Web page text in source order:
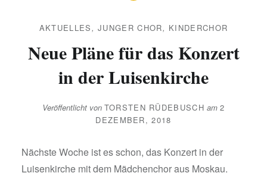
AKTUELLES,JUNGER CHOR, KINDERCHOR
Neue Pläne für das Konzert
in der Luisenkirche
Veröffentlicht von TORSTEN RÜDEBUSCH am 2
DEZEMBER, 2018
Nächste Woche ist es schon, das Konzert in der
Luisenkirche mit dem Mädchenchor aus Moskau.